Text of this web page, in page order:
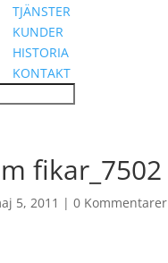
TJÄNSTER
KUNDER
HISTORIA
KONTAKT
fikar_7502
5, 2011 | 0 Kommentarer